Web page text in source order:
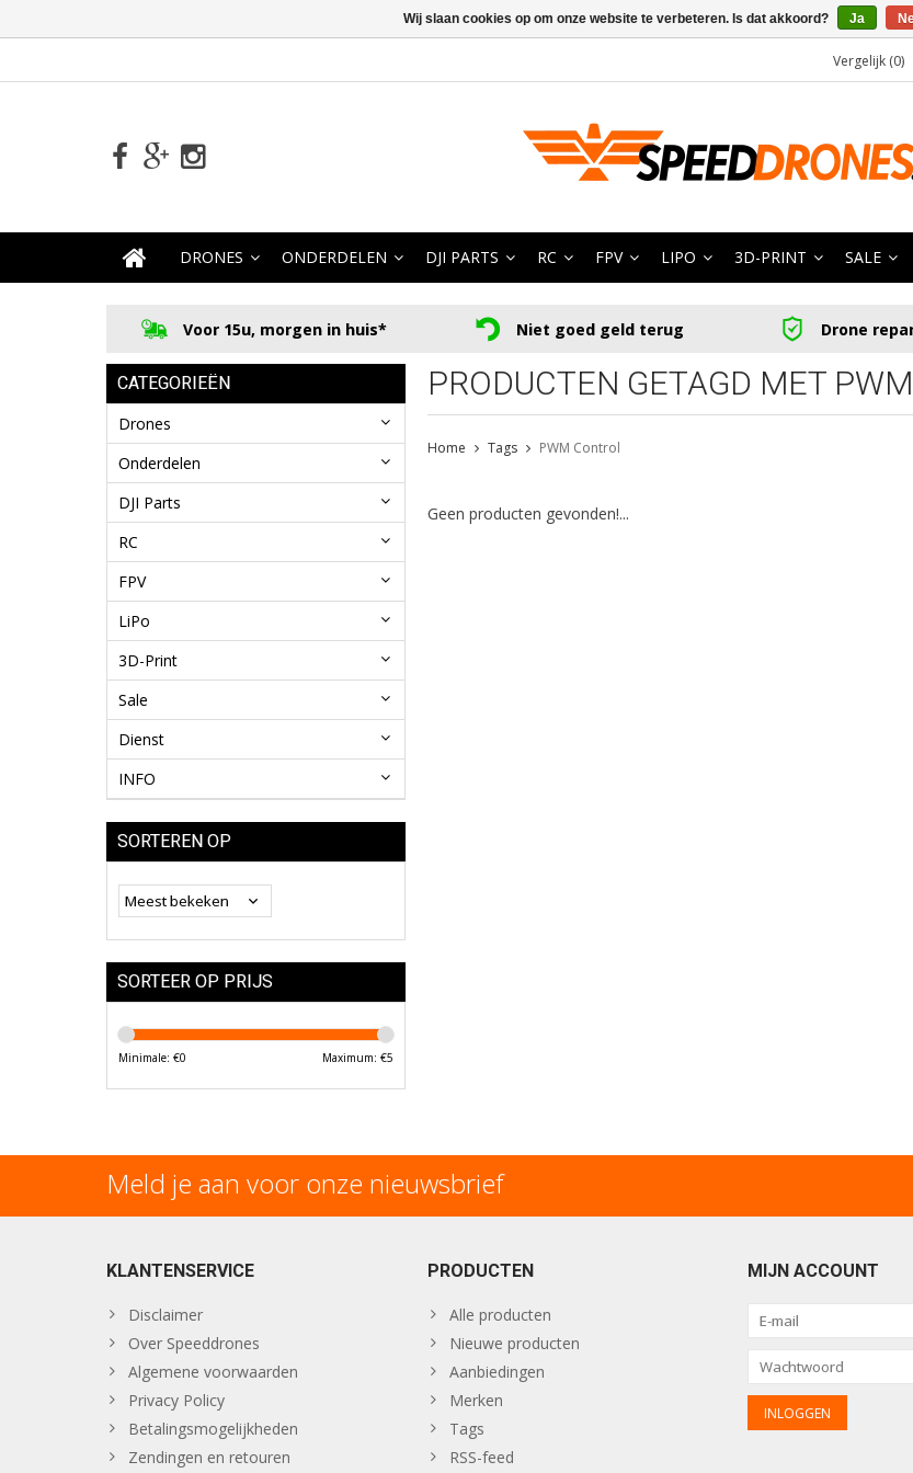
Vergelijk (0)
DRONES ONDERDELEN DJI PARTS RC FPV LIPO 3D-PRINT SALE
Voor 15u, morgen in huis* Niet goed geld terug Drone
CATEGORIEËN
Drones
Onderdelen
DJI Parts
RC
FPV
LiPo
3D-Print
Sale
Dienst
INFO
SORTEREN OP
SORTEER OP PRIJS
Minimale: €0 Maximum: €5
PRODUCTEN GETAGD MET
Home Tags PWM Control
Geen producten gevonden!...
Meld je aan voor onze nieuwsbrief
KLANTENSERVICE
Disclaimer
Over Speeddrones
Algemene voorwaarden
Privacy Policy
Betalingsmogelijkheden
Zendingen en retouren
PRODUCTEN
Alle producten
Nieuwe producten
Aanbiedingen
Merken
Tags
RSS-feed
MIJN ACCOUNT
Wij slaan cookies op om onze website te verbeteren. Is dat akkoord? Ja